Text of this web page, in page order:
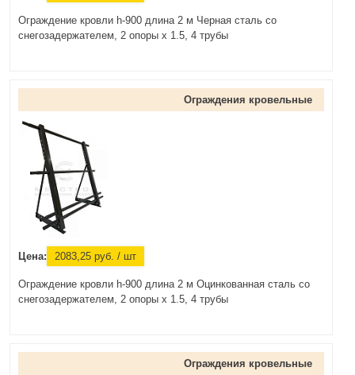
Ограждение кровли h-900 длина 2 м Черная сталь со
снегозадержателем, 2 опоры х 1.5, 4 трубы
Ограждения кровельные
Цена: 2083,25 руб. / шт
Ограждение кровли h-900 длина 2 м Оцинкованная сталь со
снегозадержателем, 2 опоры х 1.5, 4 трубы
Ограждения кровельные